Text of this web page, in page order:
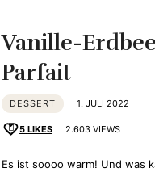
zeigt
Ihren
Vanille-
Parfait
DESSERT 1. JULI 2022
5 LIKES 2.603 VIEWS
Es ist soooo warm! Und was